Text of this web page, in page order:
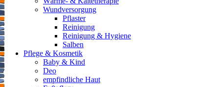
Wundversorgung
Pflaster
Reinigung
Reinigung & Hygiene
Salben
Pflege & Kosmetik
Baby & Kind
Deo
empfindliche Haut